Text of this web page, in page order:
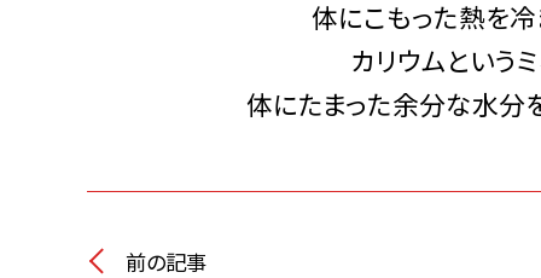
体にこもった熱を冷
カリウムという
体にたまった余分な水分
前の記事